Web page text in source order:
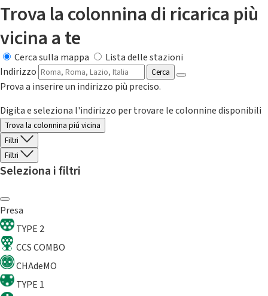
Trova la colonnina di ricarica più
vicina a te
Cerca sulla mappa
Lista delle stazioni
Indirizzo
Cerca
Prova a inserire un indirizzo più preciso.
Digita e seleziona l'indirizzo per trovare le colonnine disponibili
Trova la colonnina piú vicina
Filtri
Filtri
Seleziona i filtri
Presa
TYPE 2
CCS COMBO
CHAdeMO
TYPE 1